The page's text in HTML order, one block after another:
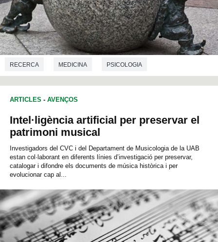
RECERCA MEDICINA PSICOLOGIA
ARTICLES - AVENÇOS
Intel·ligència artificial per preservar el
patrimoni musical
Investigadors del CVC i del Departament de Musicologia de la UAB
estan col·laborant en diferents línies d’investigació per preservar,
catalogar i difondre els documents de música històrica i per
evolucionar cap al...